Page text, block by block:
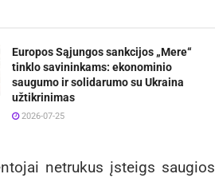
Europos Sąjungos sankcijos „Mere“
tinklo savininkams: ekonominio
saugumo ir solidarumo su Ukraina
užtikrinimas
2026-07-25
netrukus įsteigs saugios